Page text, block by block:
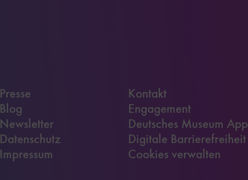
Presse
Blog
Newsletter
Datenschutz
Impressum
Kontakt
Engagement
Deutsches Museum App
Digitale Barrierefreiheit
Cookies verwalten